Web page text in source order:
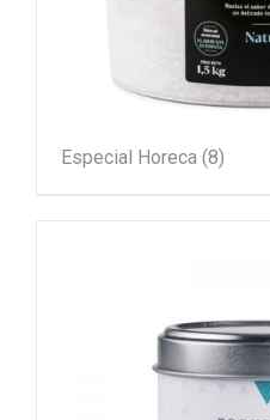
Especial Horeca (8)